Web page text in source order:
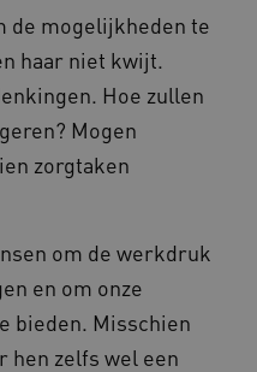
de mogelijkheden te
haar niet kwijt.
Hoe zullen
Mogen
zorgtaken
om de werkdruk
en om onze
bieden. Misschien
zelfs wel een